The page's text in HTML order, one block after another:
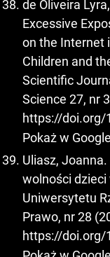
de Oliveira
Excessive
on the Internet
Children and
Scientific
Science 27, nr
https://doi.org/
Pokaż w
Uliasz,
wolności dzieci
Uniwersytetu
Prawo, nr 28
https://doi.org/